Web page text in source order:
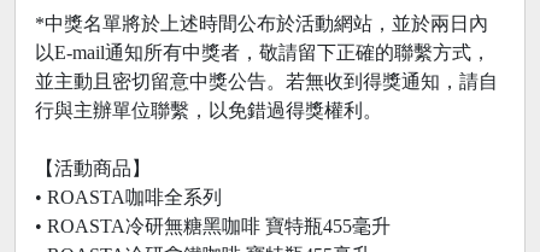
*中獎名單將於上述時間公布於活動網站，並於兩日內
以E-mail通知所有中獎者，敬請留下正確的聯繫方式，
並主動且密切留意中獎公告。若無收到得獎通知，請自
行與主辦單位聯繫，以免錯過得獎權利。
【活動商品】
• ROASTA咖啡全系列
• ROASTA冷研無糖黑咖啡 寶特瓶455毫升